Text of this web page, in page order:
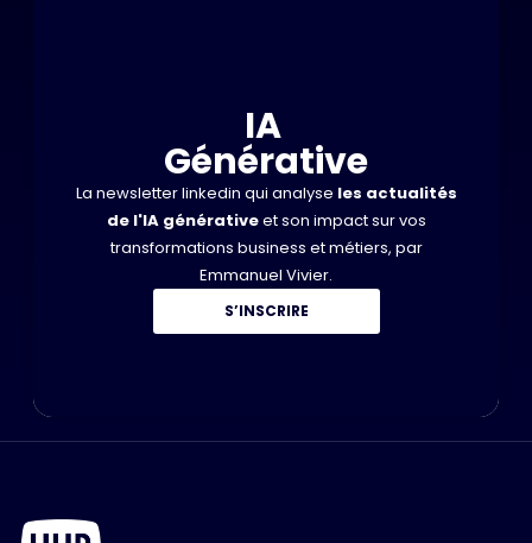
IA
Générative
La newsletter linkedin qui analyse les actualités
de l'IA générativeet son impact sur vos
transformations business et métiers, par
Emmanuel Vivier.
S’INSCRIRE